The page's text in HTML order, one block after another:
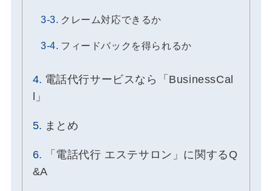
クレーム対応できるか
フィードバックを得られるか
電話代行サービスなら「BusinessCal
l」
まとめ
「電話代行 エステサロン」に関するQ
&A